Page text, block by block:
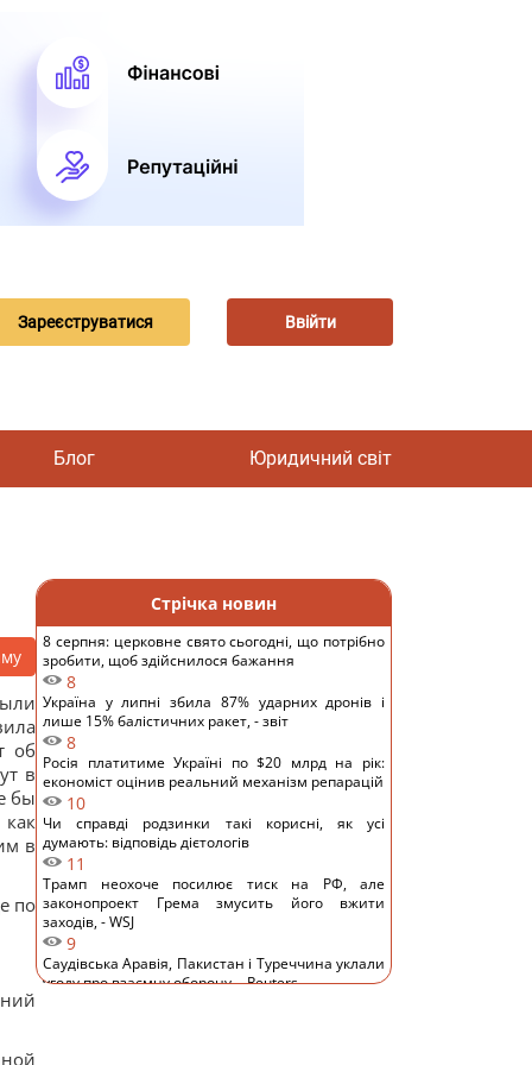
Зареєструватися Ввійти
Блог Юридичний світ
об
в
бы
в
по
Стрічка новин
8 серпня: церковне свято сьогодні, що потрібно
зробити, щоб здійснилося бажання
8
Україна у липні збила 87% ударних дронів і
лише 15% балістичних ракет, - звіт
8
Росія платитиме Україні по $20 млрд на рік:
економіст оцінив реальний механізм репарацій
10
Чи справді родзинки такі корисні, як усі
думають: відповідь дієтологів
11
Трамп неохоче посилює тиск на РФ, але
законопроект Грема змусить його вжити
заходів, - WSJ
9
Саудівська Аравія, Пакистан і Туреччина уклали
угоду про взаємну оборону, - Reuters